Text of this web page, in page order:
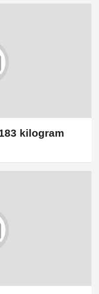
kilogram